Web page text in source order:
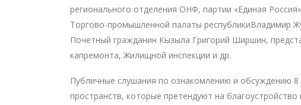
регионального отделения ОНФ, партии «Единая
Торгово-промышленной палаты республикиВладимир
Почетный гражданин Кызыла Григорий Ширшин,
капремонта, Жилищной инспекции и др.
Публичные слушания по ознакомлению и обсуждению
пространств, которые претендуют на благоустройство